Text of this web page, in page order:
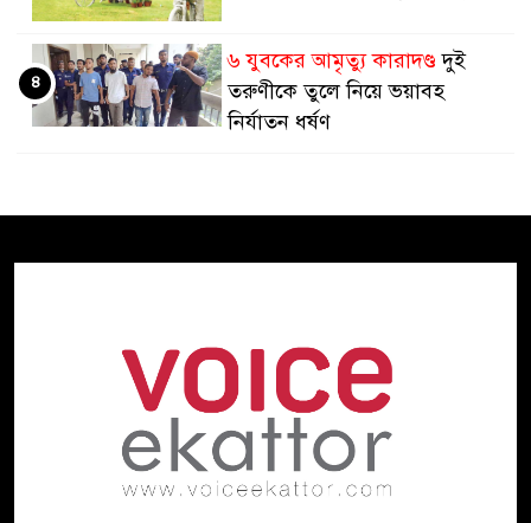
৬ যুবকের আমৃত্যু কারাদণ্ড দুই
তরুণীকে তুলে নিয়ে ভয়াবহ
নির্যাতন ধর্ষণ
৪
নিয়ে হত্যার সাম্রাজ্য
পিছিয়ে পড়ল কেন?অর্থনৈতিক
পরাশক্তি জাপান এখন চতুর্থ
আমি মানুষ হত্যা করতে চাই না